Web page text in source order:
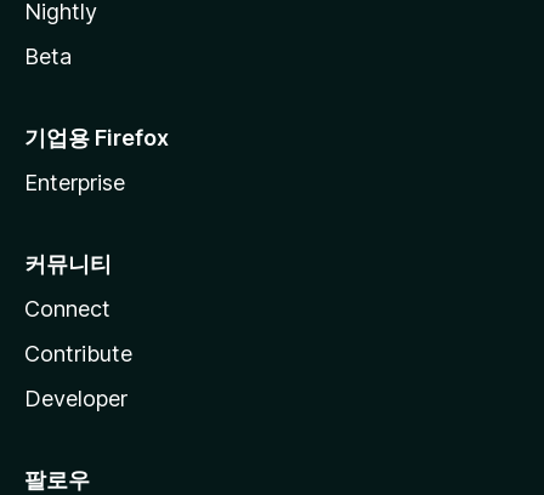
Nightly
Beta
기업용 Firefox
Enterprise
커뮤니티
Connect
Contribute
Developer
팔로우